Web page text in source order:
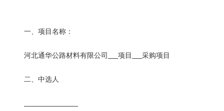
一、项目名称：
河北通华公路材料有限公司 项目 采购项目
二、中选人